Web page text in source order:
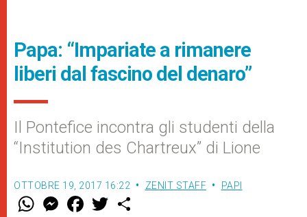
Papa: “Impariate a rimanere
liberi dal fascino del denaro”
Il Pontefice incontra gli studenti della
“Institution des Chartreux” di Lione
OTTOBRE 19, 2017 16:22 ZENIT STAFF PAPI
W M
e
F
a w